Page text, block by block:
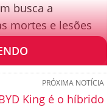
busca a
mortes e lesões
PRÓXIMA NOTÍCIA
King é o híbrido